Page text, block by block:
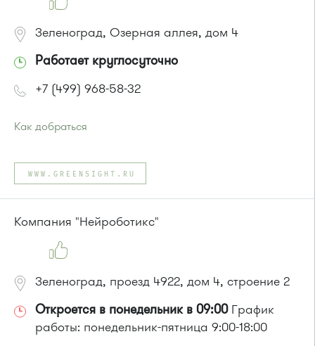
Зеленоград, Озерная аллея, дом 4
Работает круглосуточно
+7 (499) 968-58-32
Как добраться
Автобусы № 1, 2, 6, 7, 10, 19.
Маршрутка № 419м, 720м, 903
или до остановки"Озерная аллея":
Маршрутка № 419м, 720м, 903
WWW.GREENSIGHT.RU
Компания "Нейроботикс"
Зеленоград, проезд 4922, дом 4, строение 2
Откроется в понедельник в 09:00График
работы: понедельник-пятница 9:00-18:00